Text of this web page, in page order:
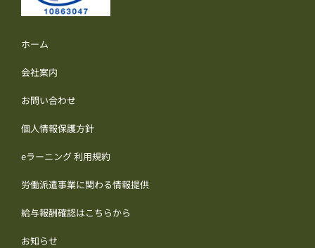
ホーム
会社案内
お問い合わせ
個人情報保護方針
eラーニング 利用規約
労働派遣事業に関わる情報提供
給与報酬確認はこちらから
お知らせ